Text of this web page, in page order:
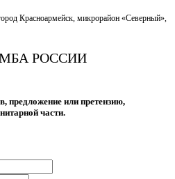
Красноармейск, микрорайон «Северный»,
РОССИИ
предложение или претензию,
части.